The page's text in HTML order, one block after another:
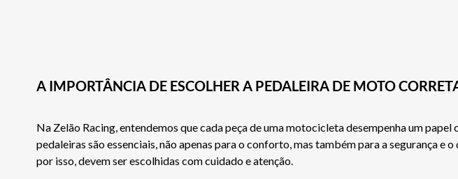
A IMPORTÂNCIA DE ESCOLHER A PEDALEIRA DE MOTO
Na Zelão Racing, entendemos que cada peça de uma motocicleta desempenha um
pedaleiras são essenciais, não apenas para o conforto, mas também para a segurança
por isso, devem ser escolhidas com cuidado e atenção.